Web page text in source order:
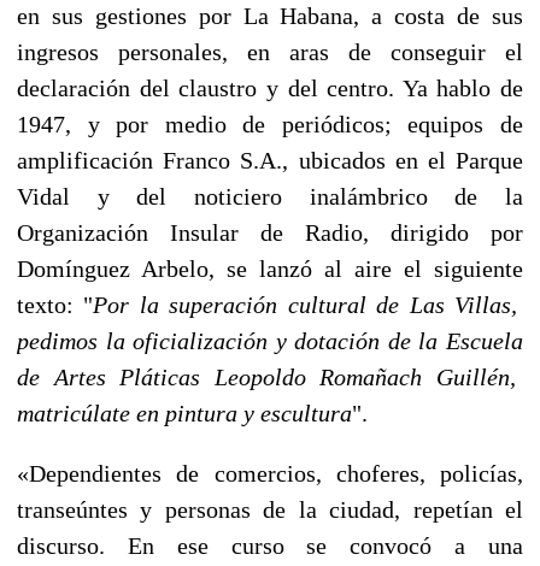
en sus gestiones por La Habana, a costa de sus
ingresos personales, en aras de conseguir el
declaración del claustro y del centro. Ya hablo de
1947, y por medio de periódicos; equipos de
amplificación Franco S.A., ubicados en el Parque
Vidal y del noticiero inalámbrico de la
Organización Insular de Radio, dirigido por
Domínguez Arbelo, se lanzó al aire el siguiente
texto: "Por la superación cultural de Las Villas,
pedimos la oficialización y dotación de la Escuela
de Artes Pláticas Leopoldo Romañach Guillén,
matricúlate en pintura y escultura".
«Dependientes de comercios, choferes, policías,
transeúntes y personas de la ciudad, repetían el
discurso. En ese curso se convocó a una